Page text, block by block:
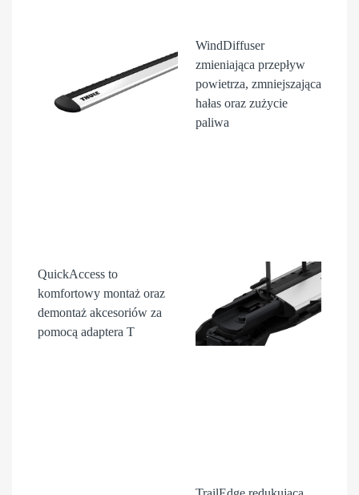
WindDiffuser
zmieniająca przepływ
powietrza, zmniejszająca
hałas oraz zużycie
paliwa
QuickAccess to
komfortowy montaż oraz
demontaż akcesoriów za
pomocą adaptera T